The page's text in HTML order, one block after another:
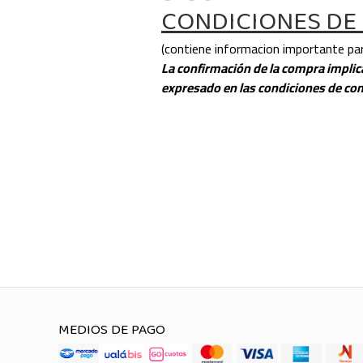
CONDICIONES
(contiene informacion importante
La confirmación de la compra
expresado en las condiciones de
MEDIOS DE PAGO